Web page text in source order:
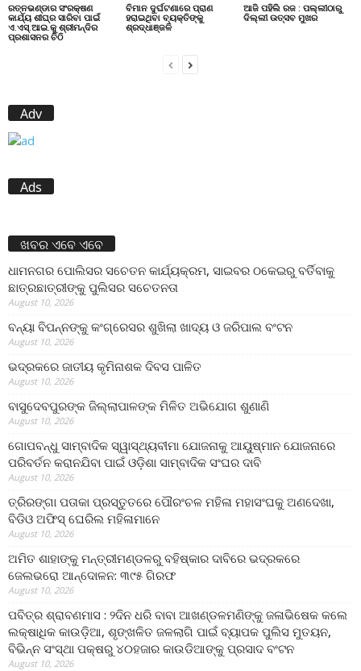
ରତ୍ନଭଣ୍ଡାର ସଂରକ୍ଷଣ
କାର୍ଯ୍ୟ ଶୀଘ୍ର ସାରିବା ପାଇଁ
ଏ.ଏସ୍.ଆଇ.କୁ ଶ୍ରୀମନ୍ଦିର
ପ୍ରଶାସନର ଚିଠି
ବିମାନ ଦୁର୍ଘଟଣାରେ ପ୍ରାଣ
ହରାଇଥିବା ବ୍ୟକ୍ତିଙ୍କୁ
ଶ୍ରଦ୍ଧାଞ୍ଜଳି
ଆଜି ପହିଲି ରଜ : ପଲ୍ଲୀଠାରୁ
ଦିଲ୍ଲୀ ଉତ୍ସବ ମୁଖର
Adv
Ads
ଖବର ଏବେ ଏବେ
ଧାମନଗର ପୋଲିସର ସଚେତନ କାର୍ଯ୍ୟକ୍ରମ, ସାଇବର ଠକେଇରୁ ବର୍ତିବାକୁ
ଛାତ୍ରଛାତ୍ରୀଙ୍କୁ ପୁଲିସର ସଚେତନତା
August 10, 2026
ବନ୍ୟା ବିପନ୍ନଙ୍କୁ କଂଗ୍ରେସର ଶୁଖିଲା ଖାଦ୍ୟ ଓ ଜରିପାଲ ବଂଟନ
August 10, 2026
ଭଦ୍ରକରେ ଜାତୀୟ କୃମିନାଶକ ଦିବସ ପାଳିତ
August 10, 2026
ବାସୁଦେବପୁରଙ୍କ ଜିଲ୍ଲାପାଳଙ୍କ ମିଳିତ ଅଭିଯୋଗ ଶୁଣାଣି
August 10, 2026
ଗୋପବନ୍ଧୁ ସାମ୍ବାଦିକ ସ୍ୱାସ୍ଥ୍ୟବୀମା ଯୋଜନାକୁ ଆୟୁଷ୍ମାନ ଯୋଜନାରେ
ପରିବର୍ତନ କରାନଯିବା ପାଇଁ ଓଡ଼ିଶା ସାମ୍ବାଦିକ ସଂଘର ଦାବି
August 10, 2026
ତ୍ରିରଙ୍ଗା ପତାକା ପ୍ରସ୍ତୁତରେ ପୌରଂଚଳ ମହିଳା ମହାସଂଘକୁ ଅଣଦେଖା,
ବିଡିଓ ଅଫିସ୍ ଘେରିଲ ମହିଳାମାନେ
August 10, 2026
ଅମିତ ଶାହାଙ୍କୁ ମନ୍ତ୍ରୀମଣ୍ଡଳରୁ ବହିଷ୍କାର ଦାବିରେ ଭଦ୍ରକରେ
ଜେଲଭରୋ ଆନ୍ଦୋଳନ: ୩୯୫ ଗିରଫ
August 10, 2026
ପବିତ୍ର ଶ୍ରାବଣମାସ : ୨ଦିନ ଧରି ବାବା ଆଖଣ୍ଡଳମଣିଙ୍କୁ ଜଳାଭିଷେକ କଲେ
ଲକ୍ଷାଧିକ କାଉଡ଼ିଆ, ଶୃଙ୍ଖଳିତ ଜଳଲାଗି ପାଇଁ ବ୍ୟାପକ ପୁଲିସ ମୁତୟନ,
ବିଭିନ୍ନ ସଂସ୍ଥା ପକ୍ଷରୁ ୪୦ହଜାର କାଉଡିଆଙ୍କୁ ପ୍ରସାଦ ବଂଟନ
August 10, 2026